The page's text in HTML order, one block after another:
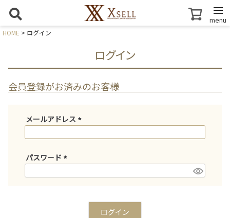
menu
HOME ログイン
ログイン
会員登録がお済みのお客様
メールアドレス
必
)
パスワード
必
ログイン